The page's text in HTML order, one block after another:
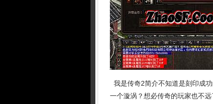
我是传奇2简介不知道是刻印成
一个漩涡？想必传奇的玩家也不